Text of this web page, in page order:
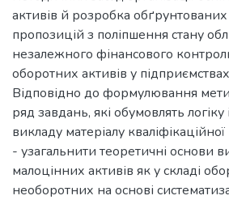
активів й розробка
пропозицій з поліпшення стану
незалежного фінансового
оборотних активів у
Відповідно до формулювання
ряд завдань, які обумовлять логіку
викладу матеріалу
- узагальнити теоретичні основи
малоцінних активів як у складі
необоротних на основі